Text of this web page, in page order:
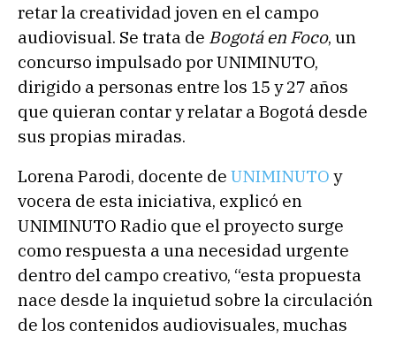
retar la creatividad joven en el campo
audiovisual. Se trata de Bogotá en Foco, un
concurso impulsado por UNIMINUTO,
dirigido a personas entre los 15 y 27 años
que quieran contar y relatar a Bogotá desde
sus propias miradas.
Lorena Parodi, docente de UNIMINUTO y
vocera de esta iniciativa, explicó en
UNIMINUTO Radio que el proyecto surge
como respuesta a una necesidad urgente
dentro del campo creativo, “esta propuesta
nace desde la inquietud sobre la circulación
de los contenidos audiovisuales, muchas